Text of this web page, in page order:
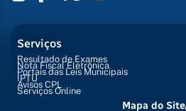
Serviços
Resultado de Exames
Nota Fiscal Eletrônica
Portais das Leis Municipais
IPTU
Avisos CPL
Serviços Online
Mapa do Site